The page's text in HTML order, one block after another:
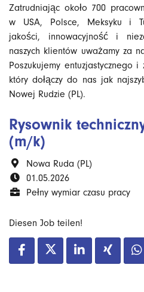
Rysownik
(m/k)
Nowa Ruda (PL)
01.05.2026
Pełny wymiar czasu pracy
Diesen Job teilen!
Zatrudniając około 700
w USA, Polsce, Meksyku i
jakości, innowacyjność i
naszych klientów uważamy za
Poszukujemy entuzjastycznego
który dołączy do nas jak
Nowej Rudzie (PL).